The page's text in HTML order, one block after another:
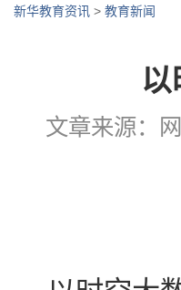
新华教育资讯 > 教育新闻
文章来源：